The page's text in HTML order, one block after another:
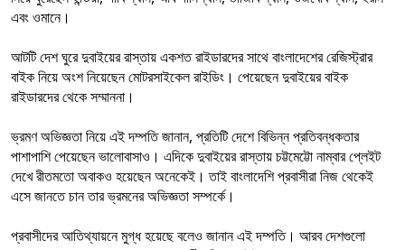
এবং ওমানে।
আটটি দেশ ঘুরে দুবাইয়ের রাস্তায় একশত রাইডারদের সাথে বাংলাদেশের রেজিস্ট্রার
বাইক নিয়ে অংশ নিয়েছেন মোটরসাইকেল রাইডিং। পেয়েছেন দুবাইয়ের বাইক
রাইডারদের থেকে সম্মাননা।
ভ্রমণ অভিজ্ঞতা নিয়ে এই দম্পতি জানান, প্রতিটি দেশে বিভিন্ন প্রতিবন্ধকতার
পাশাপাশি পেয়েছেন ভালোবাসাও। এদিকে দুবাইয়ের রাস্তায় চট্টমেট্টো নাম্বার প্লেইট
দেখে রীতমতো অবাকও হয়েছেন অনেকেই। তাই বাংলাদেশি প্রবাসীরা নিজ থেকেই
এসে জানতে চান তার ভ্রমনের অভিজ্ঞতা সম্পর্কে।
প্রবাসীদের আতিথ্যায়নে মুগ্ধ হয়েছে বলেও জানান এই দম্পতি। আরব দেশগুলো